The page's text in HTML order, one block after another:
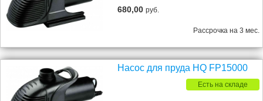
680,00руб.
Рассрочка на 3 мес.
Насос для пруда HQ FP15000
Есть на складе